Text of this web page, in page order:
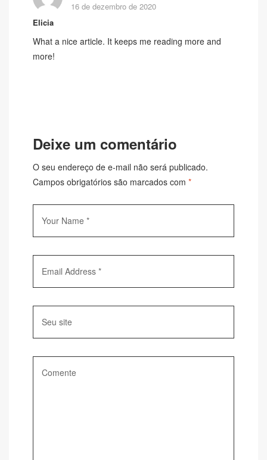
Elicia
16 de dezembro de 2020
What a nice article. It keeps me reading more and
more!
Deixe um comentário
O seu endereço de e-mail não será publicado.
Campos obrigatórios são marcados com *